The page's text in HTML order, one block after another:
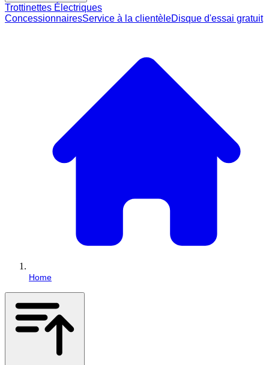
Trottinettes Électriques
ConcessionnairesService à la clientèleDisque d'essai gratuit
Home